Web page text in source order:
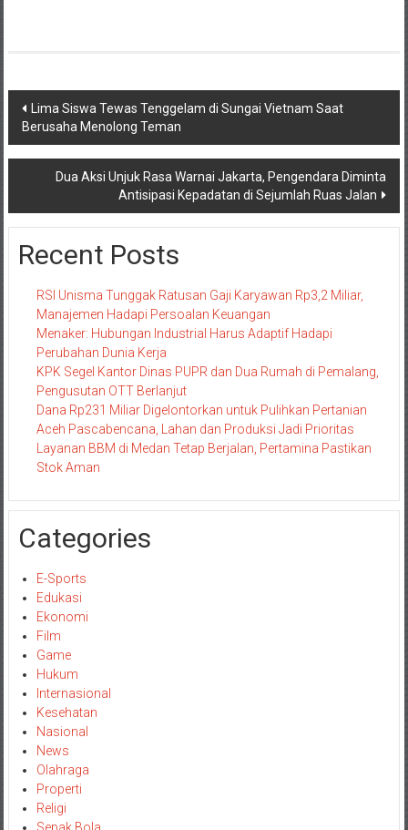
Navigasi
pos
Lima Siswa Tewas Tenggelam di Sungai Vietnam Saat
Berusaha Menolong Teman
Dua Aksi Unjuk Rasa Warnai Jakarta, Pengendara Diminta
Antisipasi Kepadatan di Sejumlah Ruas Jalan
Recent Posts
RSI Unisma Tunggak Ratusan Gaji Karyawan Rp3,2 Miliar,
Manajemen Hadapi Persoalan Keuangan
Menaker: Hubungan Industrial Harus Adaptif Hadapi
Perubahan Dunia Kerja
KPK Segel Kantor Dinas PUPR dan Dua Rumah di Pemalang,
Pengusutan OTT Berlanjut
Dana Rp231 Miliar Digelontorkan untuk Pulihkan Pertanian
Aceh Pascabencana, Lahan dan Produksi Jadi Prioritas
Layanan BBM di Medan Tetap Berjalan, Pertamina Pastikan
Stok Aman
Categories
E-Sports
Edukasi
Ekonomi
Film
Game
Hukum
Internasional
Kesehatan
Nasional
News
Olahraga
Properti
Religi